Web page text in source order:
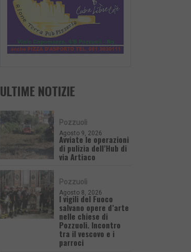
ULTIME NOTIZIE
Pozzuoli
Agosto 9, 2026
Avviate le operazioni
di pulizia dell’Hub di
via Artiaco
Pozzuoli
Agosto 8, 2026
I vigili del Fuoco
salvano opere d’arte
nelle chiese di
Pozzuoli. Incontro
tra il vescovo e i
parroci